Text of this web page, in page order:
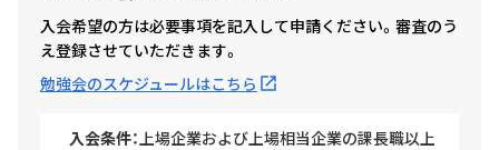
入会希望の方は必要事項を記入して申請ください。審査のう
え登録させていただきます。
勉強会のスケジュールはこちら
入会条件： 上場企業および上場相当企業の課長職以上